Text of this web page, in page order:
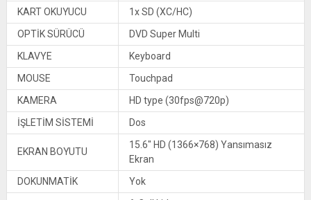
KART OKUYUCU
1x SD (XC/HC)
OPTİK SÜRÜCÜ
DVD Super Multi
KLAVYE
Keyboard
MOUSE
Touchpad
KAMERA
HD type (30fps@720p)
İŞLETİM SİSTEMİ
Dos
EKRAN BOYUTU
15.6″ HD (1366×768) Yansımasız
Ekran
DOKUNMATİK
Yok